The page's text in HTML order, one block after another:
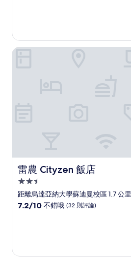
非
常
雷農 Cityzen 飯店
雷農 Cityzen 飯店
2.5
星
級
距離烏達亞納大學蘇迪曼校區 1.7 公里
7.2
不
7.2/10 不錯哦 (32 則評論)
雷農 Cityzen 飯店